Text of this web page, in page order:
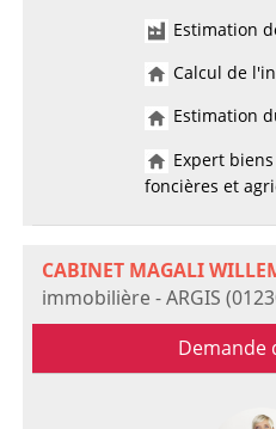
Estimation
Calcul de
Estimation
Expert
foncières et
CABINET MAGALI
immobilière - ARGIS
Demande